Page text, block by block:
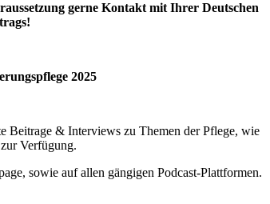
gerne Kontakt mit Ihrer Deutschen
2025
Beitrage & Interviews zu Themen der Pflege, wie
Verfügung.
sowie auf allen gängigen Podcast-Plattformen.